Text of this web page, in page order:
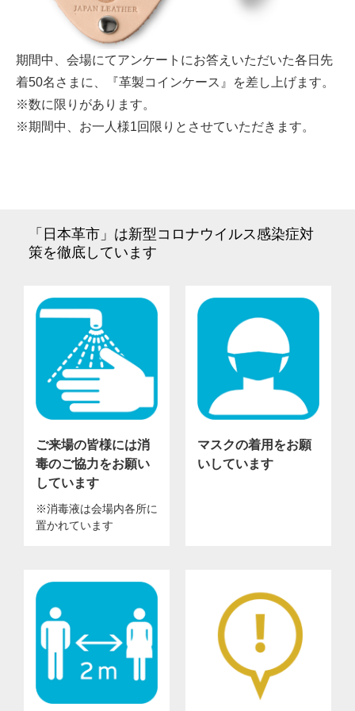
期間中、会場にてアンケートにお答えいただいた各日先
着50名さまに、『革製コインケース』を差し上げます。
※数に限りがあります。
※期間中、お一人様1回限りとさせていただきます。
「日本革市」は新型コロナウイルス感染症対
策を徹底しています
ご来場の皆様には消
毒のご協力をお願い
しています
※消毒液は会場内各所に
置かれています
マスクの着用をお願
いしています